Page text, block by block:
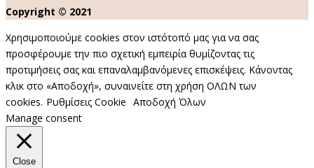
Copyright © 2021
Χρησιμοποιούμε cookies στον ιστότοπό μας για να σας
προσφέρουμε την πιο σχετική εμπειρία θυμίζοντας τις
προτιμήσεις σας και επαναλαμβανόμενες επισκέψεις. Κάνοντας
κλικ στο «Αποδοχή», συναινείτε στη χρήση ΟΛΩΝ των
cookies. Ρυθμίσεις Cookie Αποδοχή Όλων
Manage consent
Close